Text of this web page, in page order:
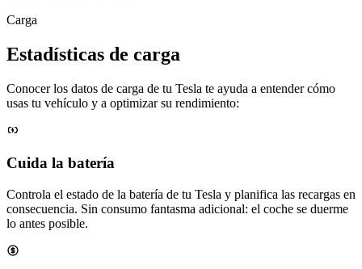
Carga
Estadísticas de carga
Conocer los datos de carga de tu Tesla te ayuda a entender cómo
usas tu vehículo y a optimizar su rendimiento:
Cuida la batería
Controla el estado de la batería de tu Tesla y planifica las recargas en
consecuencia. Sin consumo fantasma adicional: el coche se duerme
lo antes posible.